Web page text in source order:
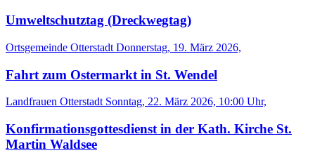
Umweltschutztag (Dreckwegtag)
Ortsgemeinde Otterstadt Donnerstag, 19. März 2026,
Fahrt zum Ostermarkt in St. Wendel
Landfrauen Otterstadt Sonntag, 22. März 2026, 10:00 Uhr,
Konfirmationsgottesdienst in der Kath. Kirche St.
Martin Waldsee